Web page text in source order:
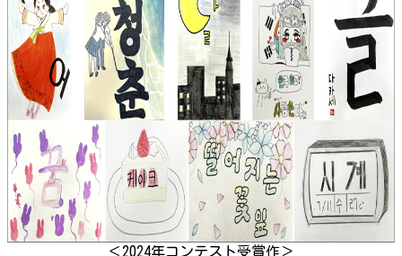
＜2024年コンテスト受賞作＞